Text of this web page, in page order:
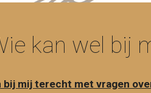
kan wel bij
bij mij terecht met vragen